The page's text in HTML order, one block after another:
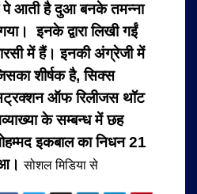
पे आती है दुआ बनके तमन्ना
इनके द्वारा लिखी गईं
में हैं।इनकी अंग्रेजी में
शीर्षक है, सिक्स
ऑफ रिलीजस थॉट
के सम्बन्ध में छह
इकबाल का निधन 21
सोशल मिडिया से